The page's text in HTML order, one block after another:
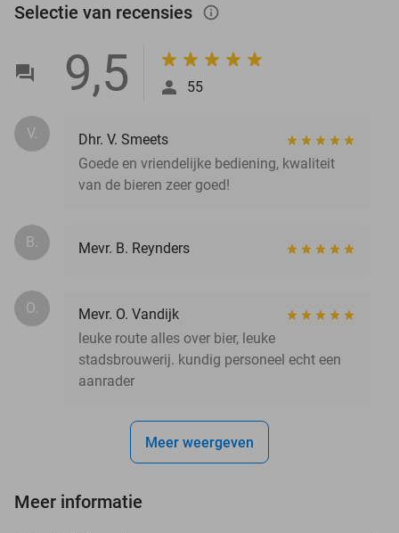
Selectie van recensies info_outlined
9,5 55
V.
Dhr. V. Smeets
Goede en vriendelijke bediening, kwaliteit
van de bieren zeer goed!
B. Mevr. B. Reynders
O.
Mevr. O. Vandijk
leuke route alles over bier, leuke
stadsbrouwerij. kundig personeel echt een
aanrader
Meer weergeven
Meer informatie